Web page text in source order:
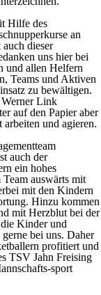
Hilfe des
an
dieser
uns hier bei
und allen Helfern
Teams und Aktiven
zu bewältigen.
Werner Link
auf den Papier aber
arbeiten und agieren.
auch der
ein hohes
auswärts mit
mit den Kindern
Hinzu kommen
mit Herzblut bei der
Kinder und
bei uns. Daher
profitiert und
TSV Jahn Freising
sport